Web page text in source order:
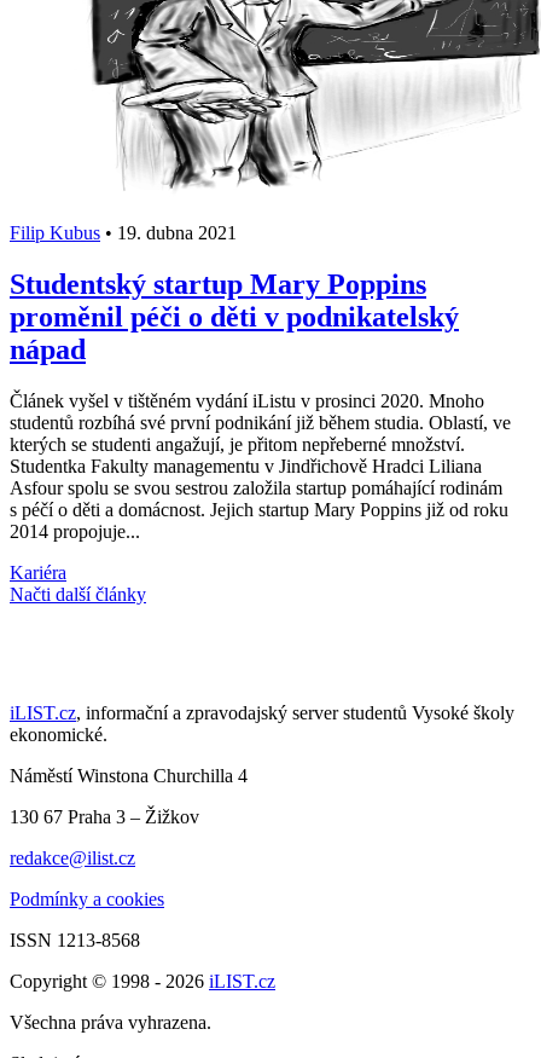
Filip Kubus • 19. dubna 2021
Studentský startup Mary Poppins
proměnil péči o děti v podnikatelský
nápad
Článek vyšel v tištěném vydání iListu v prosinci 2020. Mnoho
studentů rozbíhá své první podnikání již během studia. Oblastí, ve
kterých se studenti angažují, je přitom nepřeberné množství.
Studentka Fakulty managementu v Jindřichově Hradci Liliana
Asfour spolu se svou sestrou založila startup pomáhající rodinám
s péčí o děti a domácnost. Jejich startup Mary Poppins již od roku
2014 propojuje...
Kariéra
Načti další články
iLIST.cz, informační a zpravodajský server studentů Vysoké školy
ekonomické.
Náměstí Winstona Churchilla 4
130 67 Praha 3 – Žižkov
redakce@ilist.cz
Podmínky a cookies
ISSN 1213-8568
Copyright © 1998 - 2026 iLIST.cz
Všechna práva vyhrazena.